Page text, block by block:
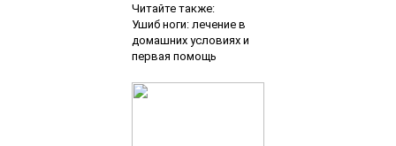
Читайте также:
Ушиб ноги: лечение в
домашних условиях и
первая помощь